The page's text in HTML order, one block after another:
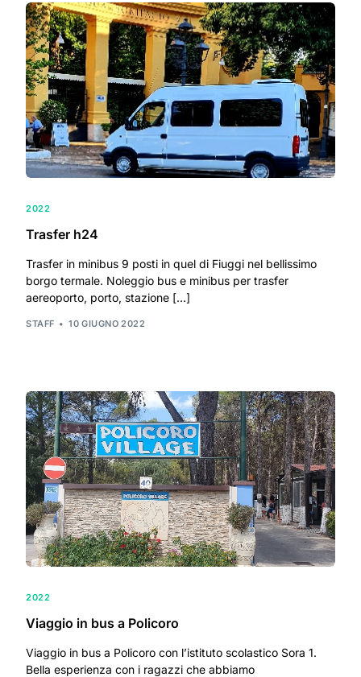
2022
Trasfer h24
Trasfer in minibus 9 posti in quel di Fiuggi nel bellissimo
borgo termale. Noleggio bus e minibus per trasfer
aereoporto, porto, stazione […]
STAFF 10 GIUGNO 2022
2022
Viaggio in bus a Policoro
Viaggio in bus a Policoro con l’istituto scolastico Sora 1.
Bella esperienza con i ragazzi che abbiamo